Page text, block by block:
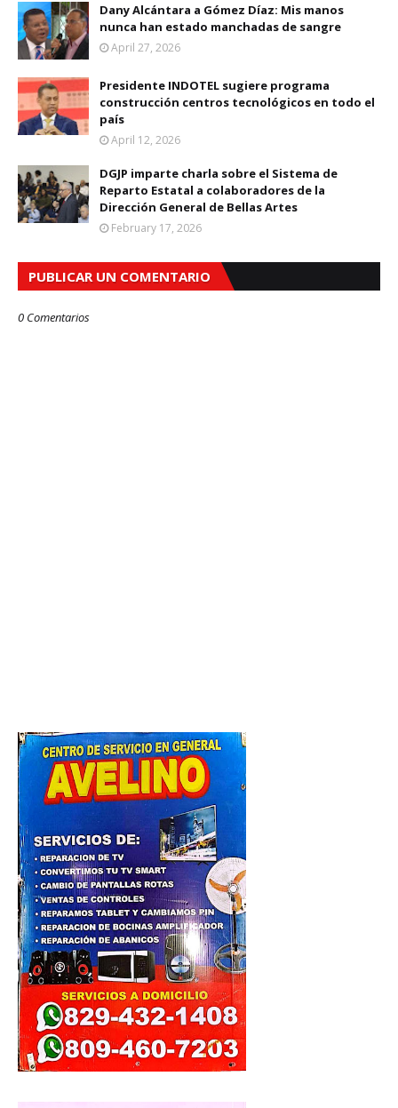
Dany Alcántara a Gómez Díaz: Mis manos
nunca han estado manchadas de sangre
April 27, 2026
Presidente INDOTEL sugiere programa
construcción centros tecnológicos en todo el
país
April 12, 2026
DGJP imparte charla sobre el Sistema de
Reparto Estatal a colaboradores de la
Dirección General de Bellas Artes
February 17, 2026
PUBLICAR UN COMENTARIO
0 Comentarios